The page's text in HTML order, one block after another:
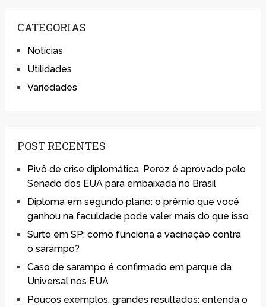
CATEGORIAS
Notícias
Utilidades
Variedades
POST RECENTES
Pivô de crise diplomática, Perez é aprovado pelo
Senado dos EUA para embaixada no Brasil
Diploma em segundo plano: o prêmio que você
ganhou na faculdade pode valer mais do que isso
Surto em SP: como funciona a vacinação contra
o sarampo?
Caso de sarampo é confirmado em parque da
Universal nos EUA
Poucos exemplos, grandes resultados: entenda o